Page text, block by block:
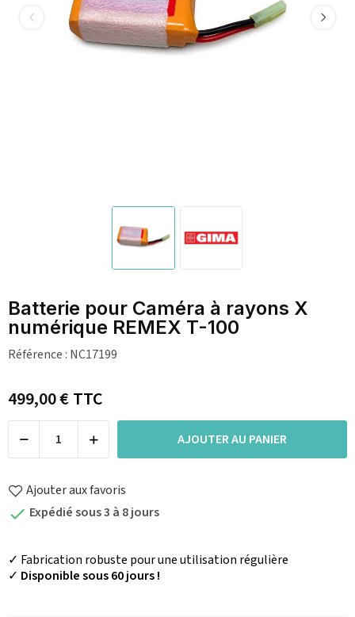
Batterie pour Caméra à rayons X
numérique REMEX T-100
Référence : NC17199
499,00 €TTC
AJOUTER AU PANIER
Ajouter aux favoris
 Expédié sous 3 à 8 jours
✓ Fabrication robuste pour une utilisation régulière
✓ Disponible sous 60 jours !